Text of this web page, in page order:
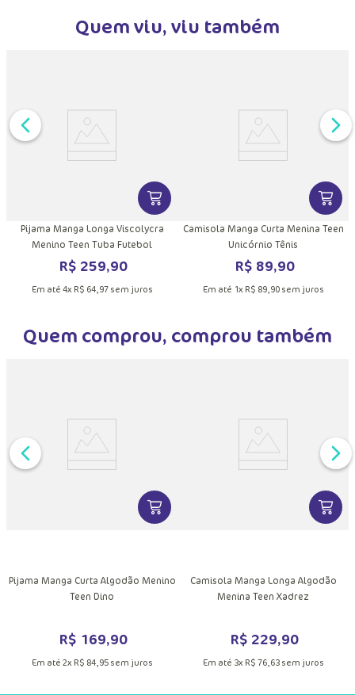
Quem viu, viu também
INFORMAÇÕES DO PRODUTOVER MAIS INFORMAÇÕES DO
Pijama Manga Longa Viscolycra
Menino Teen Tuba Futebol
R$ 259,90
Em até 4x R$ 64,97sem juros
VER
Camisola Manga Curta Menina Teen
Unicórnio Tênis
R$ 89,90
Em até 1x R$ 89,90sem juros
Quem comprou, comprou também
INFORMAÇÕES DO PRODUTO
VER MAIS INFORMAÇÕES DO
Pijama Manga Curta Algodão Menino
Teen Dino
R$ 169,90
Em até 2x R$ 84,95sem juros
VER
Camisola Manga Longa Algodão
Menina Teen Xadrez
R$ 229,90
Em até 3x R$ 76,63sem juros